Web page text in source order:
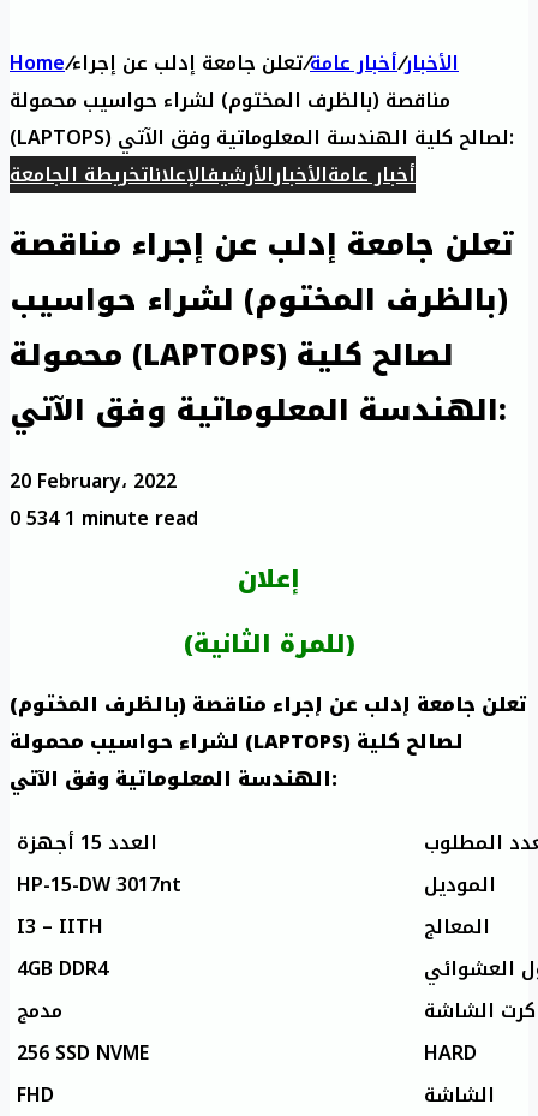
Home/ الأخبار/أخبار عامة/تعلن جامعة إدلب عن إجراء
مناقصة (بالظرف المختوم) لشراء حواسيب محمولة
(LAPTOPS) لصالح كلية الهندسة المعلوماتية وفق الآتي:
أخبار عامةالأخبارالأرشيفالإعلاناتخريطة الجامعة
تعلن جامعة إدلب عن إجراء مناقصة
(بالظرف المختوم) لشراء حواسيب
محمولة (LAPTOPS) لصالح كلية
الهندسة المعلوماتية وفق الآتي:
20 February، 2022
05341 minute read
إعلان
(للمرة الثانية)
تعلن جامعة إدلب عن إجراء مناقصة (بالظرف المختوم)
لشراء حواسيب محمولة (LAPTOPS) لصالح كلية
الهندسة المعلوماتية وفق الآتي:
العدد 15 أجهزة
المطلوب
HP-15-DW 3017nt
الموديل
I3 – IITH
المعالج
4GB DDR4
مدمج
كرت الشاشة
256 SSD NVME
HARD
FHD
الشاشة